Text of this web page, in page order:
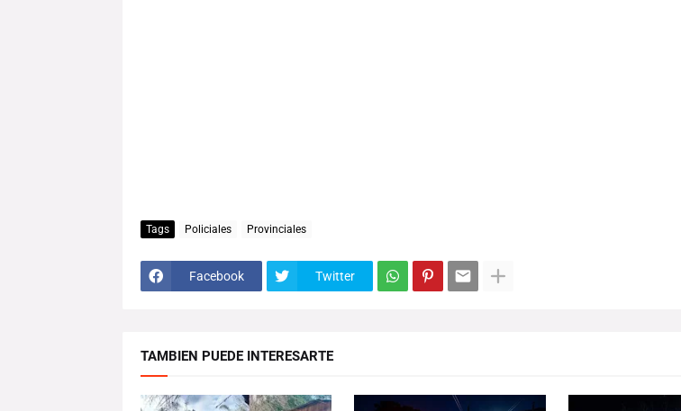
Tags Policiales Provinciales
Facebook Twitter
TAMBIEN PUEDE INTERESARTE